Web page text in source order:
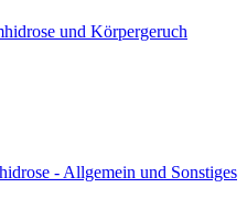
und Körpergeruch
- Allgemein und Sonstiges